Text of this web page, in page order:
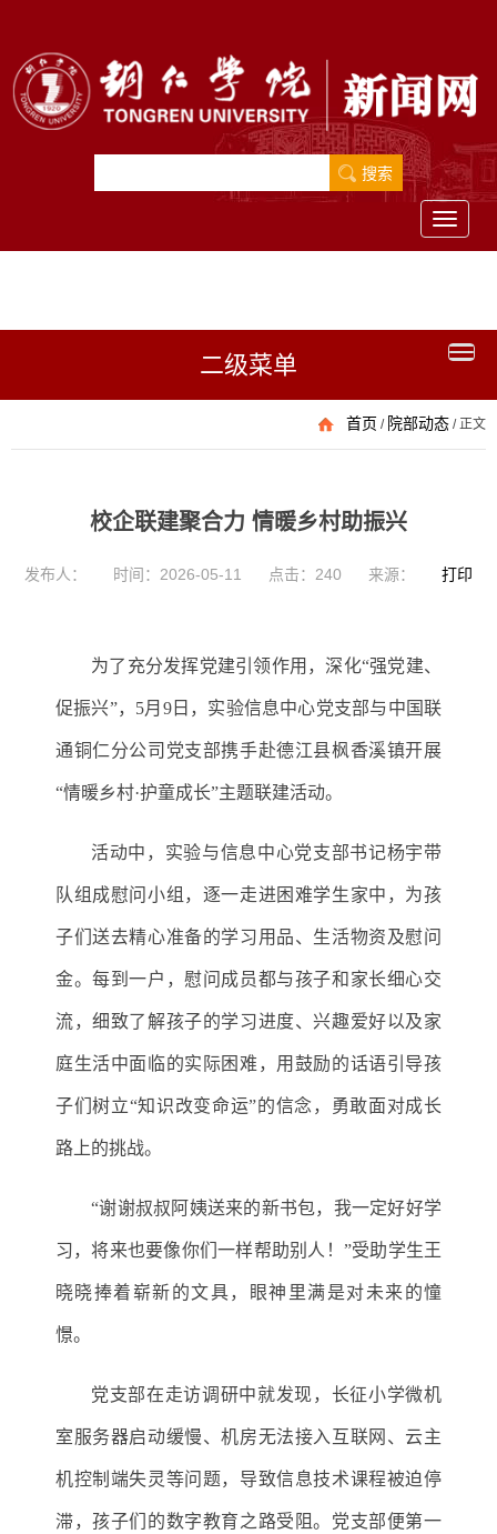
Toggle
二级菜单
首页 / 院部动态 /正文
校企联建聚合力 情暖乡村助振兴
发布人： 时间：2026-05-11 点击： 240 来源： 打印
为了 充分发挥党建引领作用，深化“强党建、
促振兴”，5月9日， 实验信息中心党支部与中国联
通铜仁分公司党支部携手赴德江县枫香溪镇开展
“情暖乡村·护童成长”主题联建活动。
活动中，实验与信息中心党支部书记杨宇带
队组成慰问小组，逐一走进困难学生家中，为孩
子们送去精心准备的学习用品、生活物资及慰问
金。每到一户，慰问成员都与孩子和家长细心交
流 ，细致了解孩子的学习进度、兴趣爱好以及家
庭生活中面临的实际困难，用鼓励的话语引导孩
子们树立“知识改变命运”的信念，勇敢面对成长
路上的挑战。
“谢谢叔叔阿姨送来的新书包，我一定好好学
习，将来也要像你们一样帮助别人 ！ ”受助学生王
晓晓捧着崭新的文具，眼神里满是对未来的憧
憬。
党支部在走访调研中就发现，长征小学微机
室服务器启动缓慢、机房无法接入互联网、云主
机控制端失灵等问题，导致信息技术课程被迫停
滞，孩子们的数字教育之路受阻。 党支部便第一